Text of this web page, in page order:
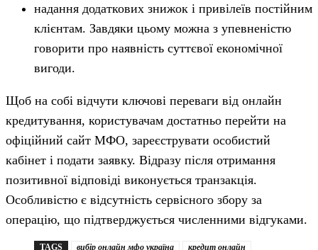
надання додаткових знижок і привілеїв постійним
клієнтам. Завдяки цьому можна з упевненістю
говорити про наявність суттєвої економічної
вигоди.
Щоб на собі відчути ключові переваги від онлайн
кредитування, користувачам достатньо перейти на
офіційний сайт МФО, зареєструвати особистий
кабінет і подати заявку. Відразу після отримання
позитивної відповіді виконується транзакція.
Особливістю є відсутність сервісного збору за
операцію, що підтверджується численними відгуками.
TAGS вибір онлайн мфо україна кредит онлайн